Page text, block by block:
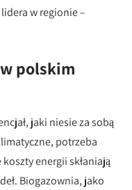
w regionie –
polskim
jaki niesie za sobą
potrzeba
energii skłaniają
Biogazownia, jako